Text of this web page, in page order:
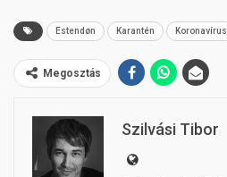
Estendøn Karantén Koronavírus
Megosztás
Szilvási Tibor